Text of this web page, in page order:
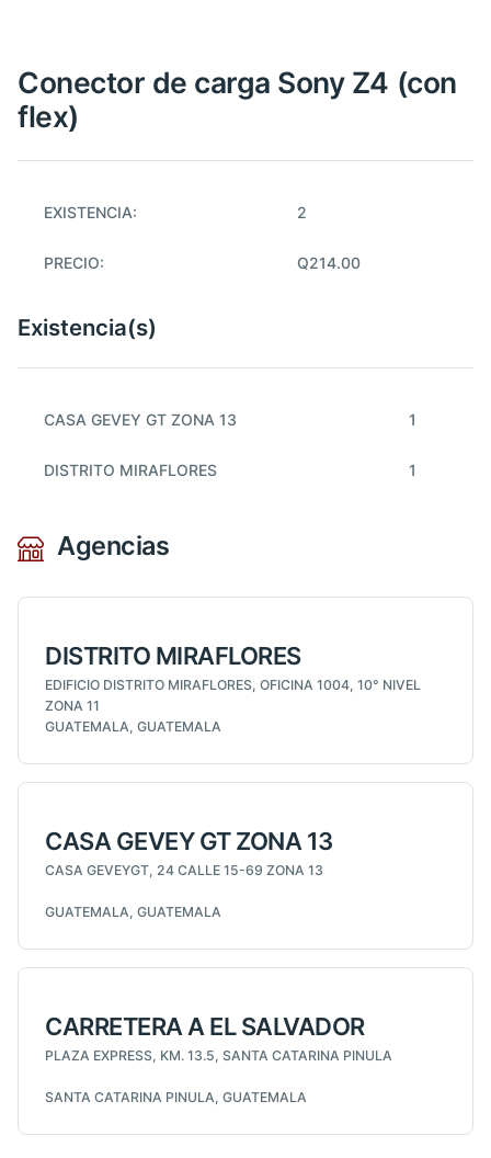
Conector de carga Sony Z4 (con
flex)
EXISTENCIA: 2
PRECIO: Q214.00
Existencia(s)
CASA GEVEY GT ZONA 13 1
DISTRITO MIRAFLORES 1
Agencias
DISTRITO MIRAFLORES
EDIFICIO DISTRITO MIRAFLORES, OFICINA 1004, 10° NIVEL
ZONA 11
GUATEMALA, GUATEMALA
CASA GEVEY GT ZONA 13
CASA GEVEYGT, 24 CALLE 15-69 ZONA 13
GUATEMALA, GUATEMALA
CARRETERA A EL SALVADOR
PLAZA EXPRESS, KM. 13.5, SANTA CATARINA PINULA
SANTA CATARINA PINULA, GUATEMALA